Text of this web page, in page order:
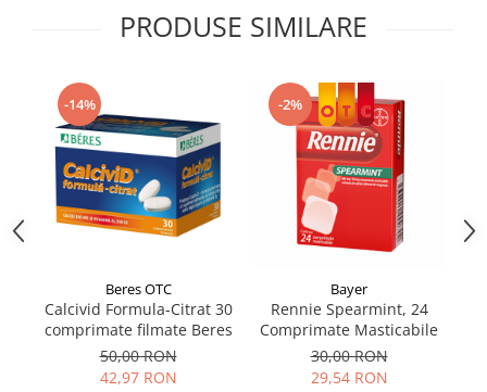
PRODUSE SIMILARE
-14%
Beres OTC
Calcivid Formula-Citrat 30
comprimate filmate Beres
50,00 RON
42,97 RON
-2%
Bayer
Rennie Spearmint, 24
Comprimate Masticabile
30,00 RON
29,54 RON